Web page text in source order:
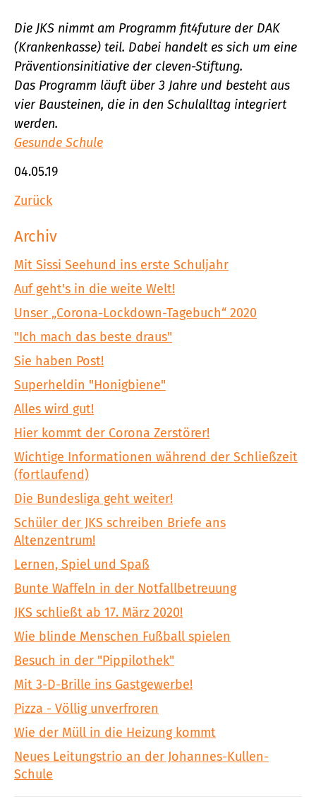
Die JKS nimmt am Programm fit4future der DAK
(Krankenkasse) teil. Dabei handelt es sich um eine
Präventionsinitiative der cleven-Stiftung.
Das Programm läuft über 3 Jahre und besteht aus
vier Bausteinen, die in den Schulalltag integriert
werden.
Gesunde Schule
04.05.19
Zurück
Archiv
Mit Sissi Seehund ins erste Schuljahr
Auf geht's in die weite Welt!
Unser „Corona-Lockdown-Tagebuch“ 2020
"Ich mach das beste draus"
Sie haben Post!
Superheldin "Honigbiene"
Alles wird gut!
Hier kommt der Corona Zerstörer!
Wichtige Informationen während der Schließzeit
(fortlaufend)
Die Bundesliga geht weiter!
Schüler der JKS schreiben Briefe ans
Altenzentrum!
Lernen, Spiel und Spaß
Bunte Waffeln in der Notfallbetreuung
JKS schließt ab 17. März 2020!
Wie blinde Menschen Fußball spielen
Besuch in der "Pippilothek"
Mit 3-D-Brille ins Gastgewerbe!
Pizza - Völlig unverfroren
Wie der Müll in die Heizung kommt
Neues Leitungstrio an der Johannes-Kullen-
Schule